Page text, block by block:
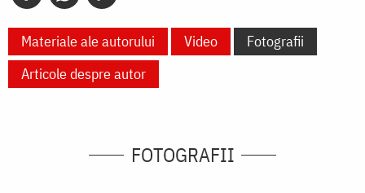
Materiale ale autorului Video
Fotografii
Articole despre autor
FOTOGRAFII